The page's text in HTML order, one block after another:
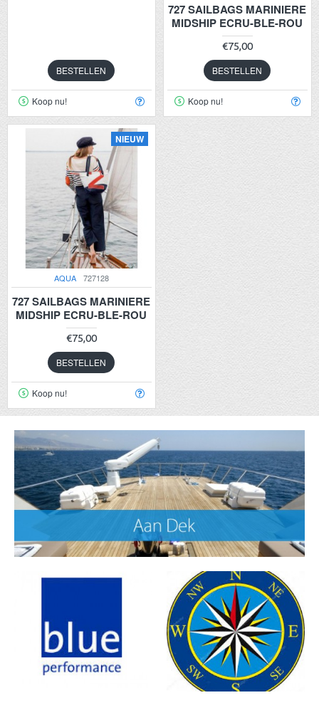
BESTELLEN
Koop nu!
727 SAILBAGS MARINIERE
MIDSHIP ECRU-BLE-ROU
€75,00
BESTELLEN
Koop nu!
NIEUW
AQUA 727128
727 SAILBAGS MARINIERE
MIDSHIP ECRU-BLE-ROU
€75,00
BESTELLEN
Koop nu!